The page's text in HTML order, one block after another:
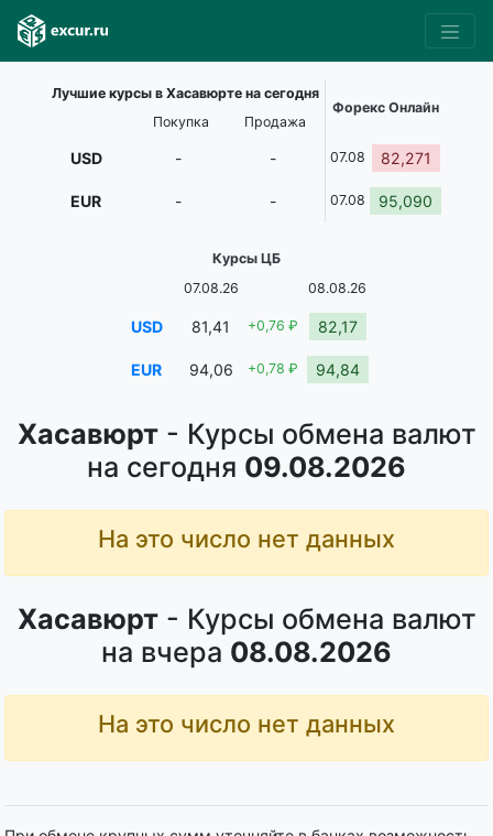
Хасавюрт- Курсы обмена валют
на сегодня 09.08.2026
На это число нет данных
Хасавюрт- Курсы обмена валют
на вчера 08.08.2026
На это число нет данных
Лучшие курсы в Хасавюрте на сегодня
Форекс Онлайн
Покупка
Продажа
USD - - 07.08 82,271
EUR - - 07.08 95,090
Курсы ЦБ
07.08.26
08.08.26
USD 81,41 +0,76 ₽ 82,17
EUR 94,06 +0,78 ₽ 94,84